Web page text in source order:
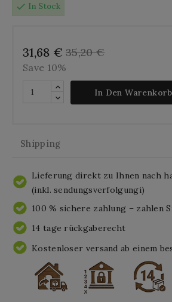
check In Stock
31,68 € 35,20 €
Save 10%
In Den
Shipping
Lieferung direkt zu Ihnen nach
(inkl. sendungsverfolgungi)
100 % sichere zahlung – zahlen
14 tage rückgaberecht
Kostenloser versand ab einem